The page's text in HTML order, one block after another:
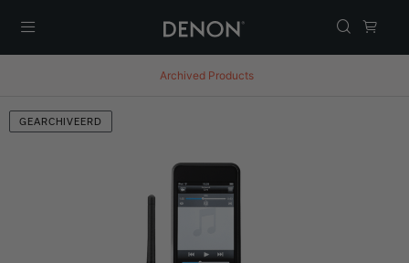
Archived Products
GEARCHIVEERD